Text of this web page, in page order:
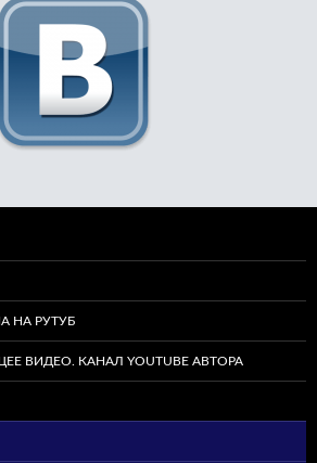
НА РУТУБ
ВИДЕО. КАНАЛ YOUTUBE АВТОРА